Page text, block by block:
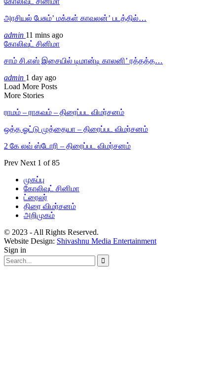
அரசியல் பேசும்’ மக்கள் காவலன்’ படத்தில்…
admin 11 mins ago
கோலிவுட் சினிமா
சாம் சி.எஸ் இசையில் டிமான்டி காலனி’ ரத்தத்த…
admin 1 day ago
Load More Posts
More Stories
ராமம் – ராகவம் – திரைப்பட விமர்சனம்
ஒத்த ஓட்டு முத்தையா – திரைப்பட விமர்சனம்
2 கே லவ் ஸ்டோரி – திரைப்பட விமர்சனம்
Prev Next 1 of 85
முகப்பு
கோலிவுட் சினிமா
ட்ரைலர்
திரை விமர்சனம்
அறிமுகம்
© 2023 - All Rights Reserved.
Website Design: Shivashnu Media Entertainment
Sign in